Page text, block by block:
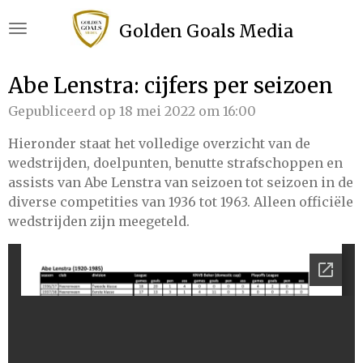
direct
de
hoofdinhoud
Golden Goals Media
Abe Lenstra: cijfers per seizoen
Gepubliceerd op 18 mei 2022 om 16:00
Hieronder staat het volledige overzicht van de
wedstrijden, doelpunten, benutte strafschoppen en
assists van Abe Lenstra van seizoen tot seizoen in de
diverse competities van 1936 tot 1963. Alleen officiële
wedstrijden zijn meegeteld.